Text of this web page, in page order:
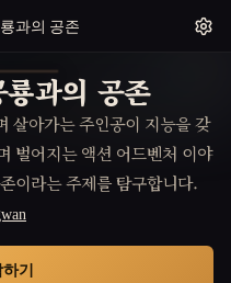
과의 공존
과의 공존
살아가는 주인공이 지능을 갖
벌어지는 액션 어드벤처 이야
이라는 주제를 탐구합니다.
기